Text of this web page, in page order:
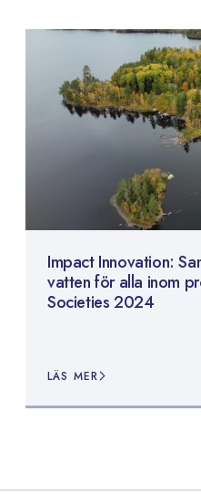
Impact Innovation:
vatten för alla inom
Societies 2024
LÄS MER